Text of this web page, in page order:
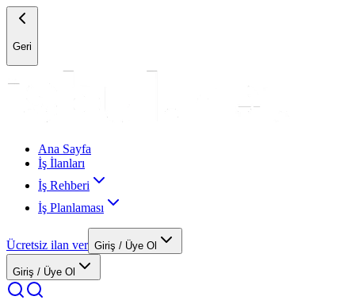
Geri
Ana Sayfa
İş İlanları
İş Rehberi
İş Planlaması
Ücretsiz ilan ver Giriş / Üye Ol
Giriş / Üye Ol